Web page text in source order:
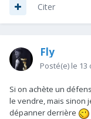
Citer
Fly
Posté(e) le 13
Si on achète un
le vendre, mais sinon
dépanner derrière